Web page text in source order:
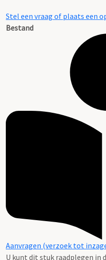
Stel een vraag of plaats een
Bestand
Aanvragen (verzoek tot
U kunt dit stuk raadplegen in